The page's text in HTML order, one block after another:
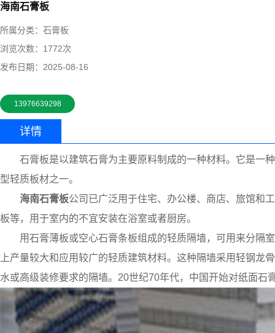
海南石膏板
所属分类： 石膏板
浏览次数： 1772次
发布日期： 2025-08-16
13976639298
详情
石膏板是以建筑石膏为主要原料制成的一种材料。它是一
型轻质板材之一。
海南石膏板公司已广泛用于住宅、办公楼、商店、旅馆和
板等，用于室内的不宜安装在浴室或者厨房。
用石膏薄板或空心石膏条板组成的轻质隔墙，可用来分隔
上产量较大和应用较广的轻质建筑材料。这种隔墙采用轻钢
水或高级装修要求的隔墙。20世纪70年代，中国开始对纸面